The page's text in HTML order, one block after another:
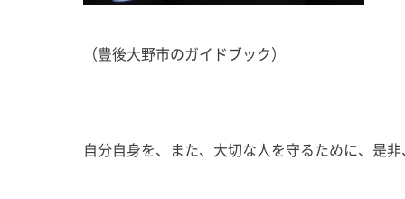
（豊後大野市のガイドブック）
自分自身を、また、大切な人を守るために、是非